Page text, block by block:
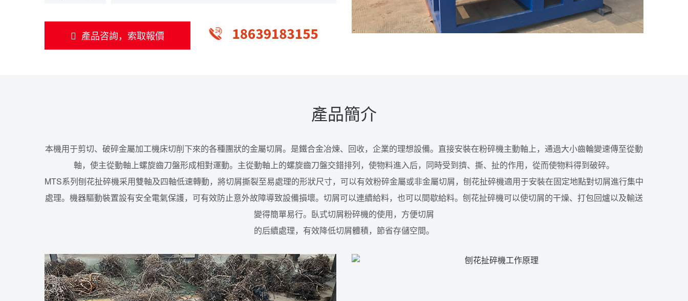
產品咨詢，索取報價
產品簡介
本機用于剪切、破碎金屬加工機床切削下來的各種團狀的金屬切屑。是鐵合金冶煉、回收，企業的理想設備。直接安裝在粉碎機主動軸上，通過大小齒輪變速傳至從動
軸，使主從動軸上螺旋齒刀盤形成相對運動。主從動軸上的螺旋齒刀盤交錯排列，使物料進入后，同時受到擠、撕、扯的作用，從而使物料得到破碎。
MTS系列刨花扯碎機采用雙軸及四軸低速轉動，將切屑撕裂至易處理的形狀尺寸，可以有效粉碎金屬或非金屬切屑，刨花扯碎機適用于安裝在固定地點對切屑進行集中
處理。機器驅動裝置設有安全電氣保護，可有效防止意外故障導致設備損壞。切屑可以連續給料，也可以間歇給料。刨花扯碎機可以使切屑的干燥、打包回爐以及輸送
變得簡單易行。臥式切屑粉碎機的使用，方便切屑
的后續處理，有效降低切屑體積，節省存儲空間。